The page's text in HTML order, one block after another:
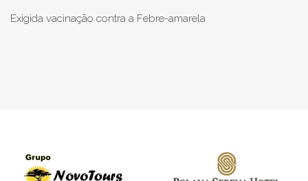
Exigida vacinação contra a Febre-amarela